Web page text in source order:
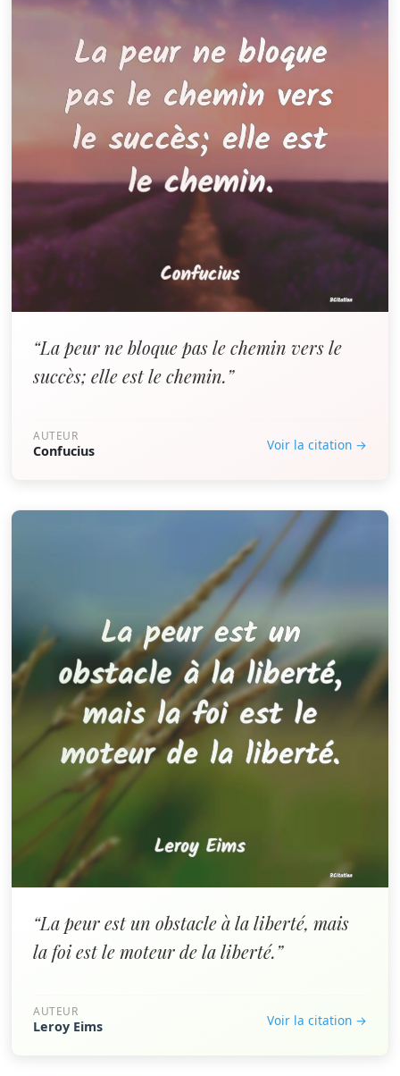
“La peur ne bloque pas le chemin vers le
succès; elle est le chemin.”
AUTEUR
Confucius Voir la citation →
“La peur est un obstacle à la liberté, mais
la foi est le moteur de la liberté.”
AUTEUR
Leroy Eims Voir la citation →